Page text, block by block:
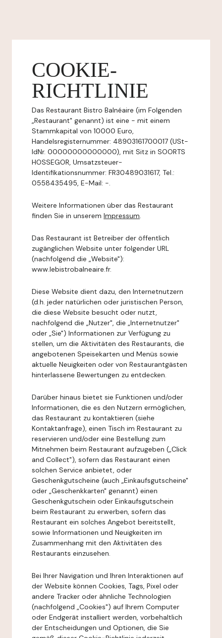
COOKIE-
RICHTLINIE
Das Restaurant Bistro Balnéaire (im Folgenden
„Restaurant" genannt) ist eine - mit einem
Stammkapital von 10000 Euro,
Handelsregisternummer: 48903161700017 (USt-
IdNr. 00000000000000), mit Sitz in SOORTS
HOSSEGOR, Umsatzsteuer-
Identifikationsnummer: FR30489031617, Tel.:
0558435495, E-Mail: -.
Weitere Informationen über das Restaurant
finden Sie in unserem Impressum.
Das Restaurant ist Betreiber der öffentlich
zugänglichen Website unter folgender URL
(nachfolgend die „Website"):
www.lebistrobalneaire.fr.
Diese Website dient dazu, den Internetnutzern
(d.h. jeder natürlichen oder juristischen Person,
die diese Website besucht oder nutzt,
nachfolgend die „Nutzer", die „Internetnutzer"
oder „Sie") Informationen zur Verfügung zu
stellen, um die Aktivitäten des Restaurants, die
angebotenen Speisekarten und Menüs sowie
aktuelle Neuigkeiten oder von Restaurantgästen
hinterlassene Bewertungen zu entdecken.
Darüber hinaus bietet sie Funktionen und/oder
Informationen, die es den Nutzern ermöglichen,
das Restaurant zu kontaktieren (siehe
Kontaktanfrage), einen Tisch im Restaurant zu
reservieren und/oder eine Bestellung zum
Mitnehmen beim Restaurant aufzugeben („Click
and Collect"), sofern das Restaurant einen
solchen Service anbietet, oder
Geschenkgutscheine (auch „Einkaufsgutscheine"
oder „Geschenkkarten" genannt) einen
Geschenkgutschein oder Einkaufsgutschein
beim Restaurant zu erwerben, sofern das
Restaurant ein solches Angebot bereitstellt,
sowie Informationen und Neuigkeiten im
Zusammenhang mit den Aktivitäten des
Restaurants einzusehen.
Bei Ihrer Navigation und Ihren Interaktionen auf
der Website können Cookies, Tags, Pixel oder
andere Tracker oder ähnliche Technologien
(nachfolgend „Cookies") auf Ihrem Computer
oder Endgerät installiert werden, vorbehaltlich
der Entscheidungen und Optionen, die Sie